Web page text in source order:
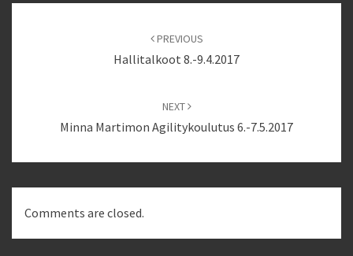
PREVIOUS
Hallitalkoot 8.-9.4.2017
NEXT
Minna Martimon Agilitykoulutus 6.-7.5.2017
Comments are closed.